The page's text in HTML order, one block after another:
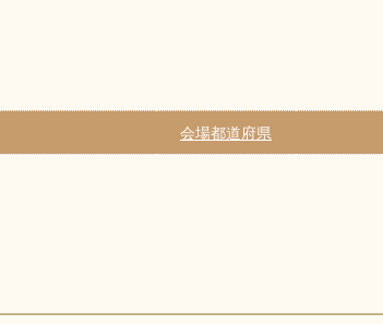
会場都道府県